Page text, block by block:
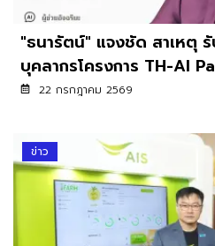
"ธนารัตน์" แจงชัด สาเหตุ
บุคลากรโครงการ TH-AI
22 กรกฎาคม 2569
ข่าว